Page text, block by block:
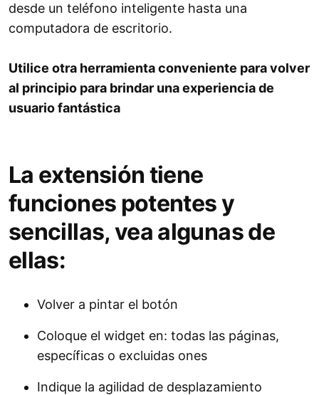
desde un teléfono inteligente hasta una
computadora de escritorio.
Utilice otra herramienta conveniente para volver
al principio para brindar una experiencia de
usuario fantástica
La extensión tiene
funciones potentes y
sencillas, vea algunas de
ellas:
Volver a pintar el botón
Coloque el widget en: todas las páginas,
específicas o excluidas ones
Indique la agilidad de desplazamiento